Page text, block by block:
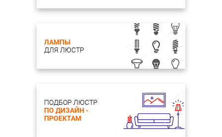
ЛАМПЫ
ДЛЯ ЛЮСТР
ПОДБОР ЛЮСТР
ПО ДИЗАЙН -
ПРОЕКТАМ